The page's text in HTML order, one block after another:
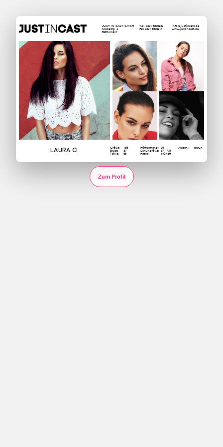
JUST IN CAST GmbH
Moselstr. 4
50674 Köln
Tel. 0221 6609922
Fax 0221 6609911
info@justincast.de
www.justincast.de
Laura C. Größe: 165 Hüftumfang: 90 Augen: braun
Brust: 87 Schuhgröße: 37 | 4.5
Taille: 65 Haare: brünett
Zum Profil